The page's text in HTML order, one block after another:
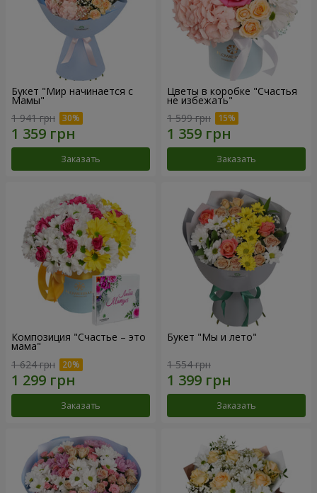
Букет "Мир начинается с
Мамы"
1 941 грн
Заказать
Цветы в коробке "Счастья
не избежать"
1 599 грн
Заказать
Композиция "Счастье – это
мама"
1 624 грн
Заказать
Букет "Мы и лето"
1 554 грн
Заказать